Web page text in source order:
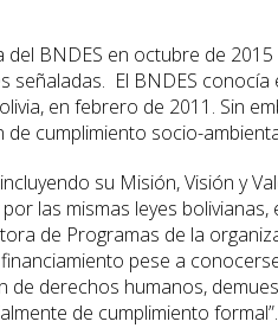
BNDES en octubre de
señaladas. El BNDES
en febrero de 2011. Sin
de cumplimiento socio-
su Misión, Visión y
las mismas leyes
de Programas de la
pese a
de derechos humanos,
de cumplimiento formal”.